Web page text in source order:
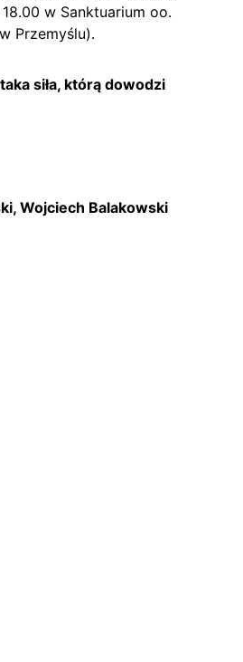
w Sanktuarium oo.
Przemyślu).
siła, którą dowodzi
Wojciech Balakowski